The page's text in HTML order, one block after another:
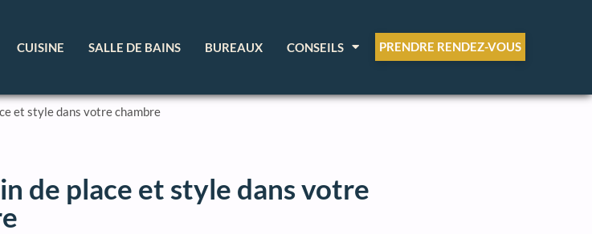
CUISINE SALLE DE BAINS BUREAUX CONSEILS PRENDRE RENDEZ-VOUS
et style dans votre chambre
de place et style dans votre